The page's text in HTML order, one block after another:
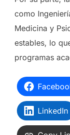
como
Medicina y
estables, lo
programas
LinkedIn